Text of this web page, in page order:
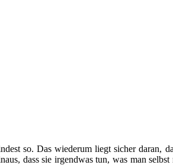
so. Das wiederum liegt sicher daran,
dass sie irgendwas tun, was man